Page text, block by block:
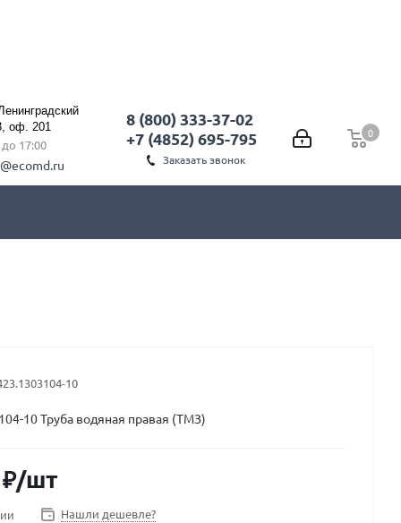
0
0
8 (800) 333-37-02
+7 (4852) 695-795
Заказать звонок
оф. 201
до 17:00
10
10 Труба водяная правая (ТМЗ)
/шт
Нашли дешевле?